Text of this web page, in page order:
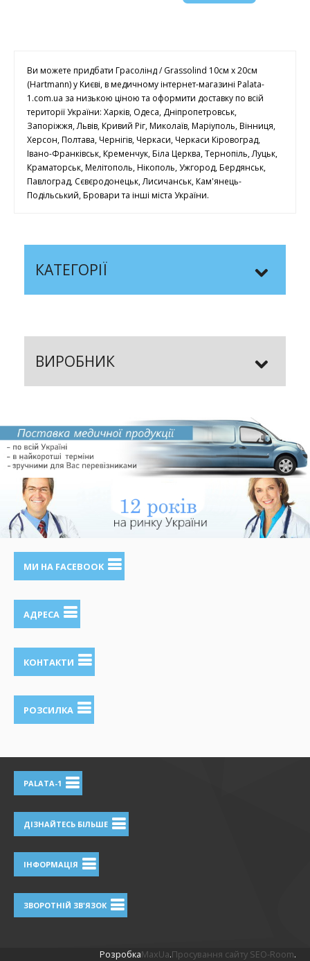
Ви можете придбати Грасолінд / Grassolind 10см х 20см
(Hartmann) у Києві, в медичному інтернет-магазині Palata-
1.com.ua за низькою ціною та оформити доставку по всій
території України: Харків, Одеса, Дніпропетровськ,
Запоріжжя, Львів, Кривий Ріг, Миколаїв, Маріуполь, Вінниця,
Херсон, Полтава, Чернігів, Черкаси, Черкаси Кіровоград,
Івано-Франківськ, Кременчук, Біла Церква, Тернопіль, Луцьк,
Краматорськ, Мелітополь, Нікополь, Ужгород, Бердянськ,
Павлоград, Сєвєродонецьк, Лисичанськ, Кам'янець-
Подільський, Бровари та інші міста України.
КАТЕГОРІЇ
ВИРОБНИК
МИ НА FACEBOOK
АДРЕСА
КОНТАКТИ
РОЗСИЛКА
PALATA-1
ДІЗНАЙТЕСЬ БІЛЬШЕ
ІНФОРМАЦІЯ
ЗВОРОТНІЙ ЗВ'ЯЗОК
РозробкаMaxUa.Просування сайту SEO-Room.